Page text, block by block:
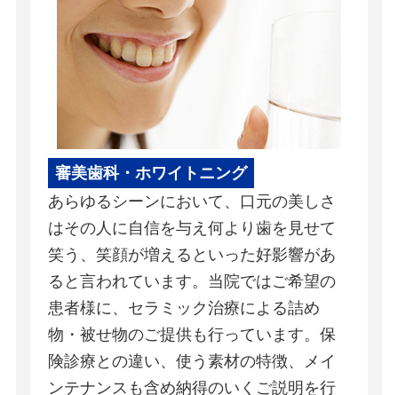
審美歯科・ホワイトニング
あらゆるシーンにおいて、口元の美しさ
はその人に自信を与え何より歯を見せて
笑う、笑顔が増えるといった好影響があ
ると言われています。当院ではご希望の
患者様に、セラミック治療による詰め
物・被せ物のご提供も行っています。保
険診療との違い、使う素材の特徴、メイ
ンテナンスも含め納得のいくご説明を行